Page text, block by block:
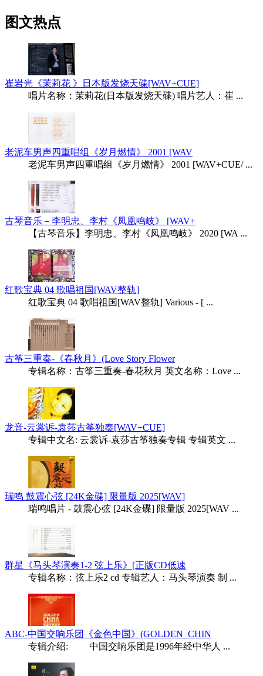
图文热点
崔岩光《茉莉花 》日本版发烧天碟[WAV+CUE]
唱片名称：茉莉花(日本版发烧天碟) 唱片艺人：崔 ...
老泥车男声四重唱组《岁月燃情》 2001 [WAV
老泥车男声四重唱组《岁月燃情》 2001 [WAV+CUE/ ...
古琴音乐－李明忠、李村《凤凰鸣岐》 [WAV+
【古琴音乐】李明忠、李村《凤凰鸣岐》 2020 [WA ...
红歌宝典 04 歌唱祖国[WAV整轨]
红歌宝典 04 歌唱祖国[WAV整轨] Various - [ ...
古筝三重奏-《春秋月》(Love Story Flower
专辑名称：古筝三重奏-春花秋月 英文名称：Love ...
龙音-云裳诉-袁莎古筝独奏[WAV+CUE]
专辑中文名: 云裳诉-袁莎古筝独奏专辑 专辑英文 ...
瑞鸣 鼓震心弦 [24K金碟] 限量版 2025[WAV]
瑞鸣唱片 - 鼓震心弦 [24K金碟] 限量版 2025[WAV ...
群星《马头琴演奏1-2 弦上乐》[正版CD低速
专辑名称：弦上乐2 cd 专辑艺人：马头琴演奏 制 ...
ABC-中国交响乐团《金色中国》(GOLDEN_CHIN
专辑介绍: 中国交响乐团是1996年经中华人 ...